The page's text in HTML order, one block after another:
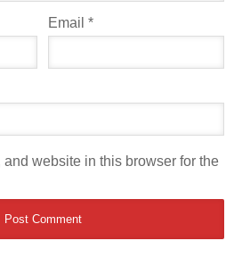
Email*
website in this browser for the